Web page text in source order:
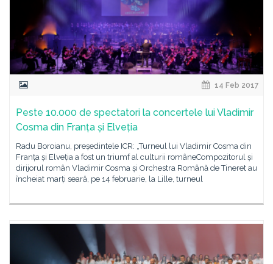
14 Feb 2017
Peste 10.000 de spectatori la concertele lui Vladimir
Cosma din Franța și Elveția
Radu Boroianu, președintele ICR: „Turneul lui Vladimir Cosma din
Franța și Elveția a fost un triumf al culturii româneCompozitorul și
dirijorul român Vladimir Cosma și Orchestra Română de Tineret au
încheiat marți seară, pe 14 februarie, la Lille, turneul